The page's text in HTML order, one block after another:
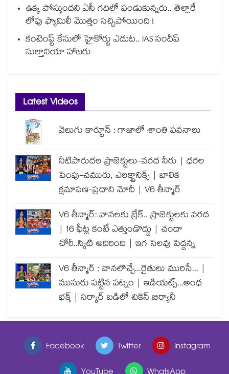
ఉక్క పోస్తుందని ఏసీ గదిలో పండుకున్నరు.. తెల్లారే
లోపు ఫ్యామిలీ మొత్తం సచ్చిపోయింది !
కంటెంప్ట్ కేసులో హైకోర్టు ఎదుట.. IAS సందీప్
సుల్తానియా హాజరు
Latest Videos
వెలుగు కార్టూన్ : గాజాలో శాంతి పవనాలు
నీటిపారుదల ప్రాజెక్టులు-వరద నీరు | ధరల
పెంపు-చమురు, ఎలక్ట్రానిక్స్ | బాలిక
క్షమాపణ-ప్రధాని మోదీ | V6 తీన్మార్
V6 తీన్మార్: వానలకు బ్రేక్.. ప్రాజెక్టులకు వరద
| 16 ఫీట్ల కంటే ఎత్తుండొద్దు | చందా
చోరీ..స్కిట్ అదిరింది | ఇగ సెలవు పెద్దన్న
V6 తీన్మార్ : వానలొచ్చే...రైతులు మురిసే... |
ముసురు పట్టిన పట్నం | ఇడియట్స్...అంధ
భక్త్ | సర్కార్ బడిలో చికెన్ బిర్యానీ
Facebook Twitter
Instagram